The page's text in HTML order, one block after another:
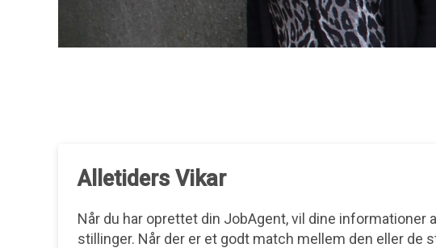
Alletiders Vikar
Når du har oprettet din JobAgent, vil dine
stillinger. Når der er et godt match mellem den eller de